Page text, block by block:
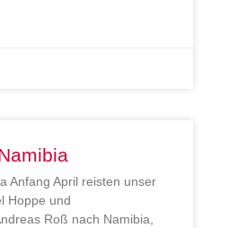
Anfang April reisten unser
Hoppe und
Roß nach Namibia,